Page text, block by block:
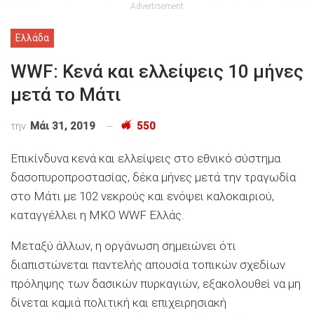
Advertisement
Ελλάδα
WWF: Κενά και ελλείψεις 10 μήνες
μετά το Μάτι
την Μάι 31, 2019 550
Επικίνδυνα κενά και ελλείψεις στο εθνικό σύστημα
δασοπυροπροστασίας, δέκα μήνες μετά την τραγωδία
στο Μάτι με 102 νεκρούς και ενόψει καλοκαιριού,
καταγγέλλει η ΜΚΟ WWF Ελλάς.
Μεταξύ άλλων, η οργάνωση σημειώνει ότι
διαπιστώνεται παντελής απουσία τοπικών σχεδίων
πρόληψης των δασικών πυρκαγιών, εξακολουθεί να μη
δίνεται καμιά πολιτική και επιχειρησιακή